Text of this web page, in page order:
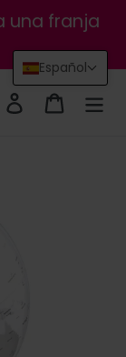
una franja
IngresarCarrito
Español